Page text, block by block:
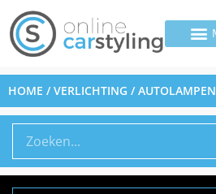
HOME /VERLICHTING / AUTOLAMPEN